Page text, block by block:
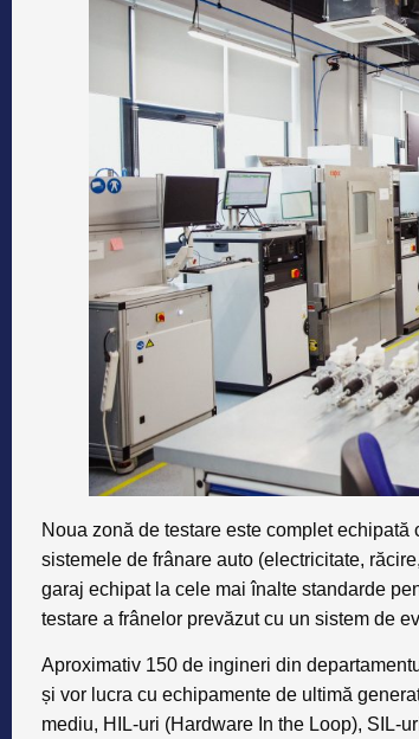
Noua zonă de testare este complet
sistemele de frânare auto (electricitate,
garaj echipat la cele mai înalte standarde
testare a frânelor prevăzut cu un sistem de
Aproximativ 150 de ingineri din
și vor lucra cu echipamente de ultimă
mediu, HIL-uri (Hardware In the Loop), SIL-